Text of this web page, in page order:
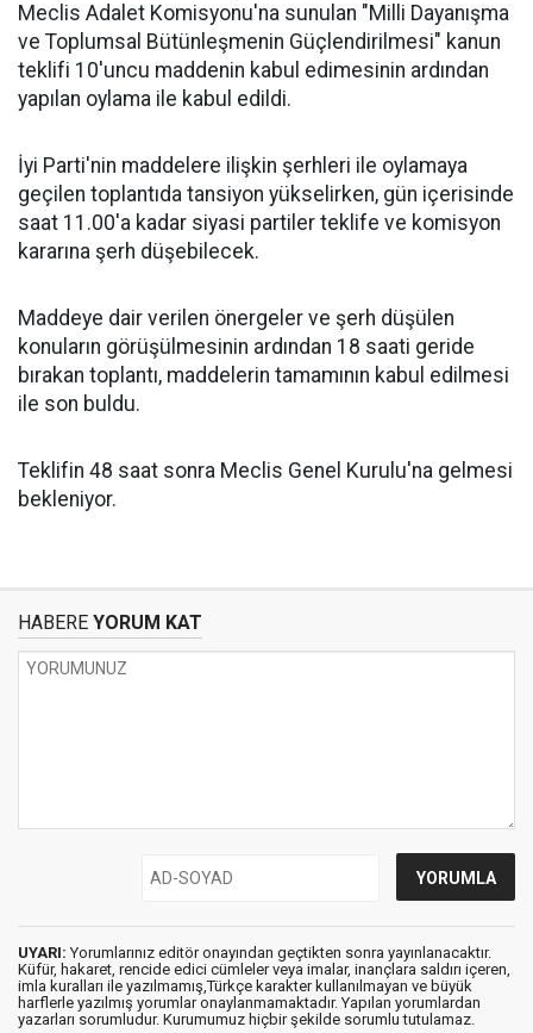
Meclis Adalet Komisyonu'na sunulan "Milli Dayanışma
ve Toplumsal Bütünleşmenin Güçlendirilmesi" kanun
teklifi 10'uncu maddenin kabul edimesinin ardından
yapılan oylama ile kabul edildi.
İyi Parti'nin maddelere ilişkin şerhleri ile oylamaya
geçilen toplantıda tansiyon yükselirken, gün içerisinde
saat 11.00'a kadar siyasi partiler teklife ve komisyon
kararına şerh düşebilecek.
Maddeye dair verilen önergeler ve şerh düşülen
konuların görüşülmesinin ardından 18 saati geride
bırakan toplantı, maddelerin tamamının kabul edilmesi
ile son buldu.
Teklifin 48 saat sonra Meclis Genel Kurulu'na gelmesi
bekleniyor.
HABERE YORUM KAT
UYARI: Yorumlarınız editör onayından geçtikten sonra yayınlanacaktır.
Küfür, hakaret, rencide edici cümleler veya imalar, inançlara saldırı içeren,
imla kuralları ile yazılmamış,Türkçe karakter kullanılmayan ve büyük
harflerle yazılmış yorumlar onaylanmamaktadır. Yapılan yorumlardan
yazarları sorumludur. Kurumumuz hiçbir şekilde sorumlu tutulamaz.